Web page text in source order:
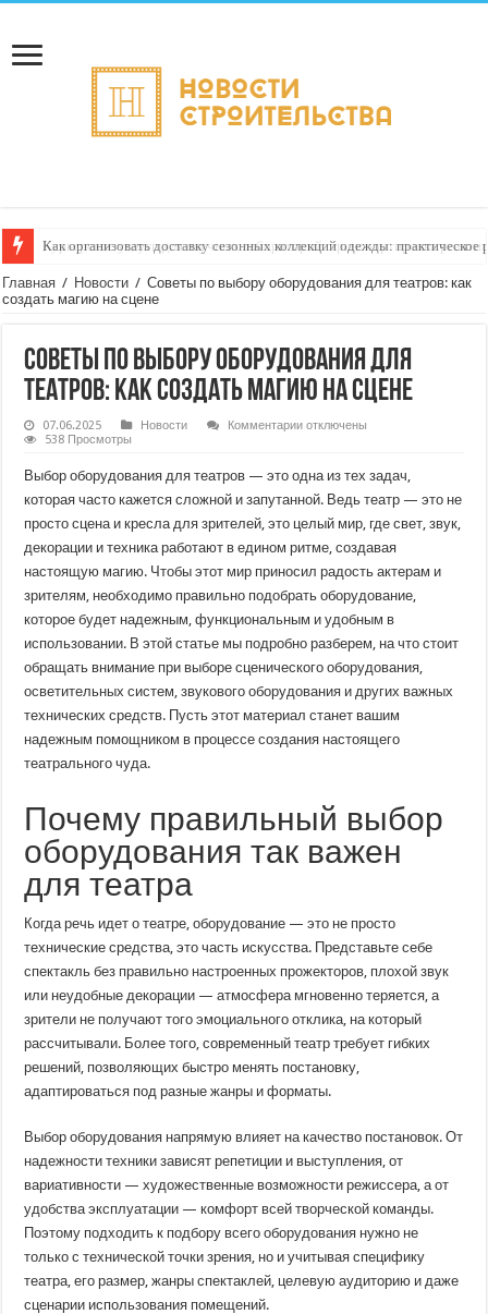
Как организовать доставку сезонных коллекций одежды: практическое
Главная / Новости / Советы по выбору оборудования для театров: как
создать магию на сцене
Советы по выбору оборудования для
театров: как создать магию на сцене
07.06.2025 Новости Комментариик
выбору
оборудования
для
театров:
создать
магию
на
сцене
отключены
538 Просмотры
Выбор оборудования для театров — это одна из тех задач,
которая часто кажется сложной и запутанной. Ведь театр — это не
просто сцена и кресла для зрителей, это целый мир, где свет, звук,
декорации и техника работают в едином ритме, создавая
настоящую магию. Чтобы этот мир приносил радость актерам и
зрителям, необходимо правильно подобрать оборудование,
которое будет надежным, функциональным и удобным в
использовании. В этой статье мы подробно разберем, на что стоит
обращать внимание при выборе сценического оборудования,
осветительных систем, звукового оборудования и других важных
технических средств. Пусть этот материал станет вашим
надежным помощником в процессе создания настоящего
театрального чуда.
Почему правильный выбор
оборудования так важен
для театра
Когда речь идет о театре, оборудование — это не просто
технические средства, это часть искусства. Представьте себе
спектакль без правильно настроенных прожекторов, плохой звук
или неудобные декорации — атмосфера мгновенно теряется, а
зрители не получают того эмоциального отклика, на который
рассчитывали. Более того, современный театр требует гибких
решений, позволяющих быстро менять постановку,
адаптироваться под разные жанры и форматы.
Выбор оборудования напрямую влияет на качество постановок. От
надежности техники зависят репетиции и выступления, от
вариативности — художественные возможности режиссера, а от
удобства эксплуатации — комфорт всей творческой команды.
Поэтому подходить к подбору всего оборудования нужно не
только с технической точки зрения, но и учитывая специфику
театра, его размер, жанры спектаклей, целевую аудиторию и даже
сценарии использования помещений.